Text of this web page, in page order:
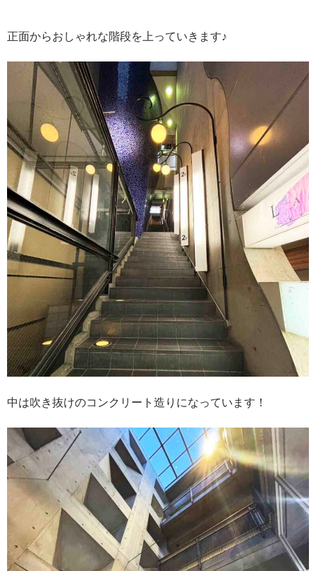
正面からおしゃれな階段を上っていきます♪
中は吹き抜けのコンクリート造りになっています！